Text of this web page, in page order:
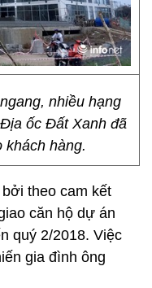
nhiều hạng
ốc Đất Xanh đã
khách hàng.
theo cam kết
căn hộ dự án
quý 2/2018. Việc
gia đình ông